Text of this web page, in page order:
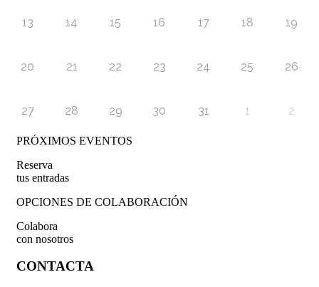
13 14 15 16 17 18 19
20 21 22 23 24 25 26
27 28 29 30 31 1 2
PRÓXIMOS EVENTOS
Reserva
tus entradas
OPCIONES DE COLABORACIÓN
Colabora
con nosotros
CONTACTA